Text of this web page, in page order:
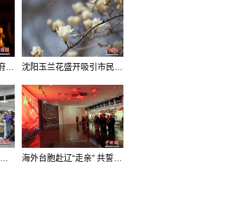
沈阳新玩法：夜游总督府，当一回“赴宴者” 沈阳玉兰花盛开吸引市民打卡
辽宁歌舞团举办《古色·国宝辽宁》排练开放日活动 海外台胞赴辽“走亲” 共誓“和平初心”